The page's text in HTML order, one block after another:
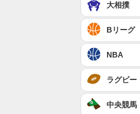
大相撲
Bリーグ
NBA
ラグビー
中央競馬